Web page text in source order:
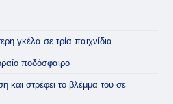
γκέλα σε τρία παιχνίδια
ποδόσφαιρο
στρέφει το βλέμμα του σε